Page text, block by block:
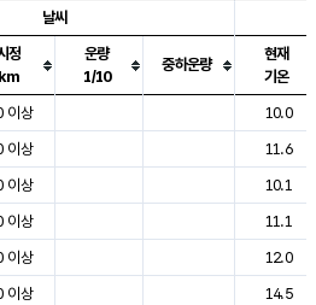
, 기온, 강수, 바람, 기압등을 안내한 표입
날씨
정
km
운량
1/10
중하운량
현재
기온
이상
10.0
이상
11.6
이상
10.1
이상
11.1
이상
12.0
이상
14.5